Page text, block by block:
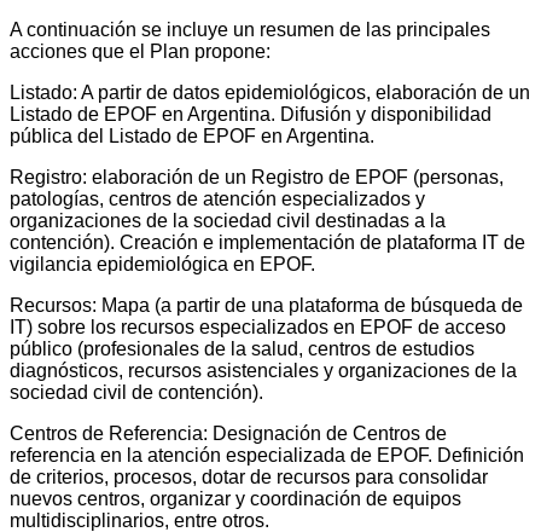
A continuación se incluye un resumen de las principales
acciones que el Plan propone:
Listado: A partir de datos epidemiológicos, elaboración de un
Listado de EPOF en Argentina. Difusión y disponibilidad
pública del Listado de EPOF en Argentina.
Registro: elaboración de un Registro de EPOF (personas,
patologías, centros de atención especializados y
organizaciones de la sociedad civil destinadas a la
contención). Creación e implementación de plataforma IT de
vigilancia epidemiológica en EPOF.
Recursos: Mapa (a partir de una plataforma de búsqueda de
IT) sobre los recursos especializados en EPOF de acceso
público (profesionales de la salud, centros de estudios
diagnósticos, recursos asistenciales y organizaciones de la
sociedad civil de contención).
Centros de Referencia: Designación de Centros de
referencia en la atención especializada de EPOF. Definición
de criterios, procesos, dotar de recursos para consolidar
nuevos centros, organizar y coordinación de equipos
multidisciplinarios, entre otros.